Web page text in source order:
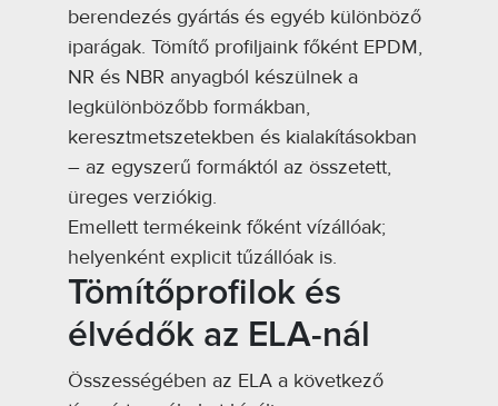
berendezés gyártás és egyéb különböző
iparágak. Tömítő profiljaink főként EPDM,
NR és NBR anyagból készülnek a
legkülönbözőbb formákban,
keresztmetszetekben és kialakításokban
– az egyszerű formáktól az összetett,
üreges verziókig.
Emellett termékeink főként vízállóak;
helyenként explicit tűzállóak is.
Tömítőprofilok és
élvédők az ELA-nál
Összességében az ELA a következő